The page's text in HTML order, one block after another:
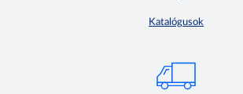
Katalógusok